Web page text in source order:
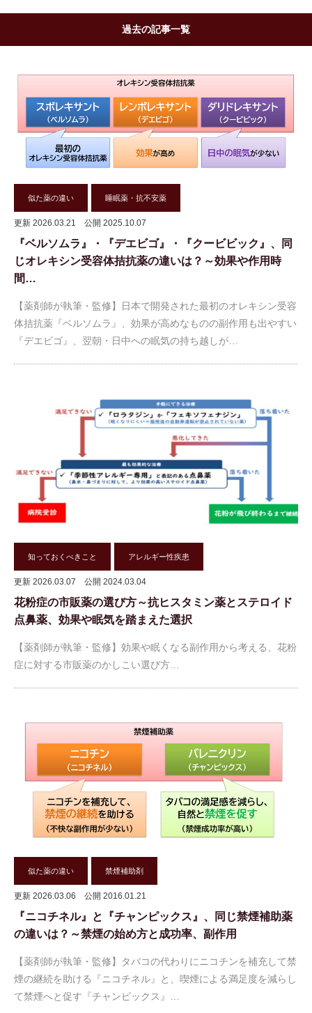
過去の記事一覧
似た薬の違い 睡眠薬・抗不安薬
更新 2026.03.21 公開 2025.10.07
『ベルソムラ』・『デエビゴ』・『クービビック』、同
じオレキシン受容体拮抗薬の違いは？～効果や作用時
間…
【薬剤師が執筆・監修】日本で開発された最初のオレキシン受容
体拮抗薬『ベルソムラ』、効果が高めなものの副作用も出やすい
『デエビゴ』、翌朝・日中への眠気の持ち越しが…
知っておくべきこと アレルギー性疾患
更新 2026.03.07 公開 2024.03.04
花粉症の市販薬の選び方～抗ヒスタミン薬とステロイド
点鼻薬、効果や眠気を踏まえた選択
【薬剤師が執筆・監修】効果や眠くなる副作用から考える、花粉
症に対する市販薬のかしこい選び方…
似た薬の違い 禁煙補助剤
更新 2026.03.06 公開 2016.01.21
『ニコチネル』と『チャンピックス』、同じ禁煙補助薬
の違いは？～禁煙の始め方と成功率、副作用
【薬剤師が執筆・監修】タバコの代わりにニコチンを補充して禁
煙の継続を助ける『ニコチネル』と、喫煙による満足度を減らし
て禁煙へと促す『チャンピックス』…